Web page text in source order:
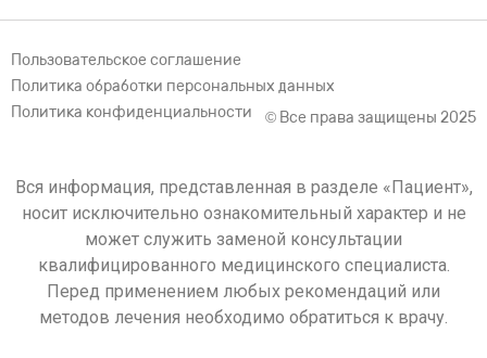
Пользовательское соглашение
Политика обработки персональных данных
Политика конфиденциальности
© Все права защищены 2025
Вся информация, представленная в разделе «Пациент»,
носит исключительно ознакомительный характер и не
может служить заменой консультации
квалифицированного медицинского специалиста.
Перед применением любых рекомендаций или
методов лечения необходимо обратиться к врачу.